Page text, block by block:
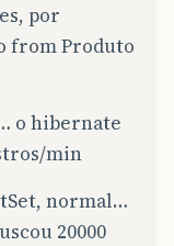
por
from Produto
o hibernate
min
normal…
20000